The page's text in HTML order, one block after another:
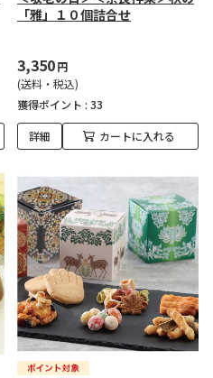
「雅」１０個詰合せ
3,350円
(送料・税込)
獲得ポイント : 33
詳細 カートに入れる